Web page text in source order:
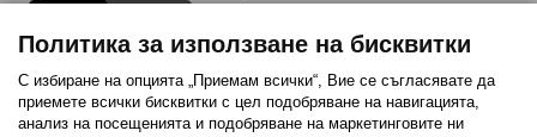
Последвайте ни:
Политика за използване на бисквитки
С избиране на опцията „Приемам всички“, Вие се съгласявате да
приемете всички бисквитки с цел подобряване на навигацията,
анализ на посещенията и подобряване на маркетинговите ни